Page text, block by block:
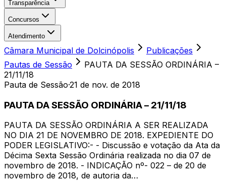
Transparência
Concursos
Atendimento
Câmara Municipal de Dolcinópolis
Publicações
Pautas de Sessão
PAUTA DA SESSÃO ORDINÁRIA –
21/11/18
Pauta de Sessão·21 de nov. de 2018
PAUTA DA SESSÃO ORDINÁRIA – 21/11/18
PAUTA DA SESSÃO ORDINÁRIA A SER REALIZADA
NO DIA 21 DE NOVEMBRO DE 2018. EXPEDIENTE DO
PODER LEGISLATIVO:- - Discussão e votação da Ata da
Décima Sexta Sessão Ordinária realizada no dia 07 de
novembro de 2018. - INDICAÇÃO nº- 022 – de 20 de
novembro de 2018, de autoria da…